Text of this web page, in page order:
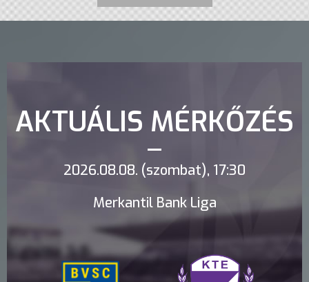
AKTUÁLIS MÉRKŐZÉS
2026.08.08. (szombat), 17:30
Merkantil Bank Liga